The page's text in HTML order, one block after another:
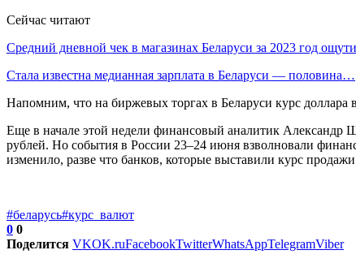
Сейчас читают
Средний дневной чек в магазинах Беларуси за 2023 год
Стала известна медианная зарплата в Беларуси — половина…
Напомним, что на биржевых торгах в Беларуси курс доллара
Еще в начале этой недели финансовый аналитик Александр
рублей. Но события в России 23–24 июня взволновали
изменило, разве что банков, которые выставили курс
#беларусь#курс_валют
0 0
Поделится VKOK.ruFacebookTwitterWhatsAppTelegramViber